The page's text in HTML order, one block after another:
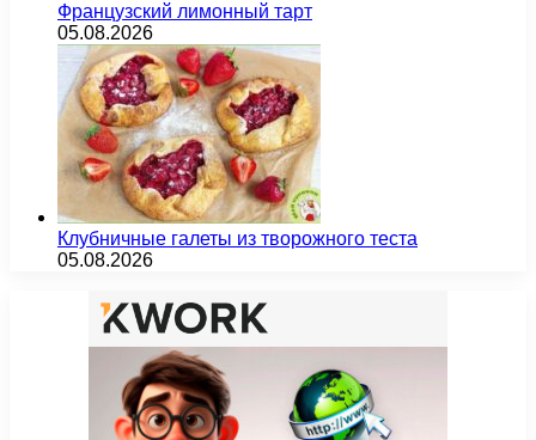
Французский лимонный тарт
05.08.2026
Клубничные галеты из творожного теста
05.08.2026